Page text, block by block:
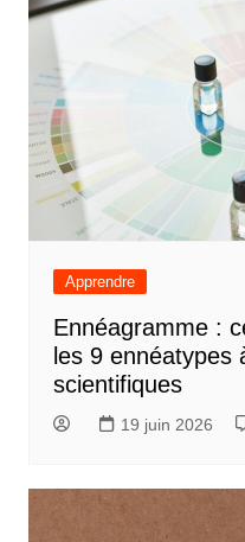
Apprendre
Ennéagramme :
les 9 ennéatypes
scientifiques
19 juin 2026